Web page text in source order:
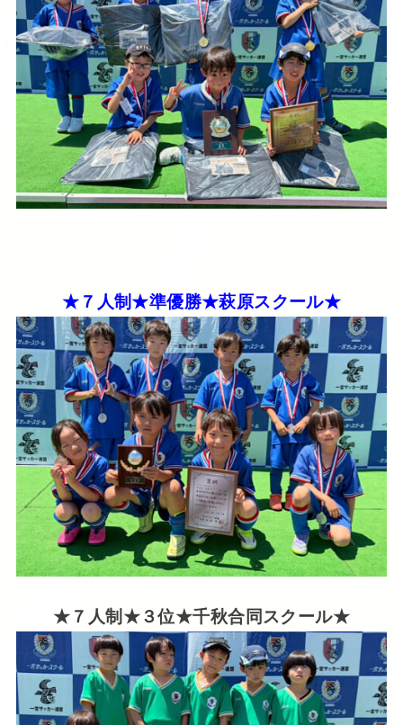
★７人制★準優勝★萩原スクール★
★７人制★３位★千秋合同スクール★